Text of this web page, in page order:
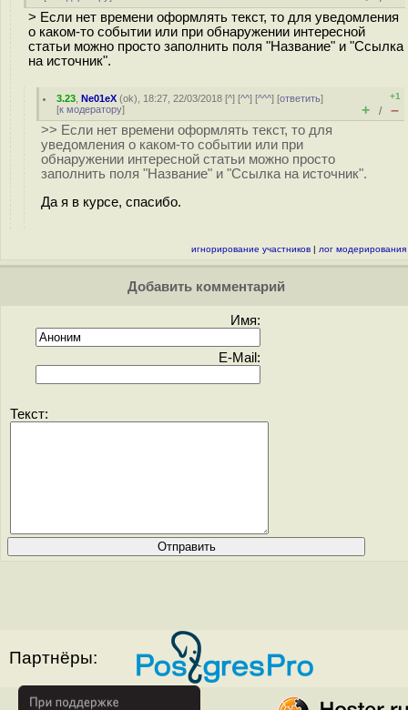
> Если нет времени оформлять текст, то для уведомления
о каком-то событии или при обнаружении интересной
статьи можно просто заполнить поля "Название" и "Ссылка
на источник".
3.23 ,Ne01eX (ok), 18:27, 22/03/2018 [^] [^^] [^^^] [ответить]
[к модератору]
+1
+ / –
>> Если нет времени оформлять текст, то для
уведомления о каком-то событии или при
обнаружении интересной статьи можно просто
заполнить поля "Название" и "Ссылка на источник".
Да я в курсе, спасибо.
игнорирование участников | лог модерирования
Добавить комментарий
Имя:
E-Mail:
Текст:
Партнёры: